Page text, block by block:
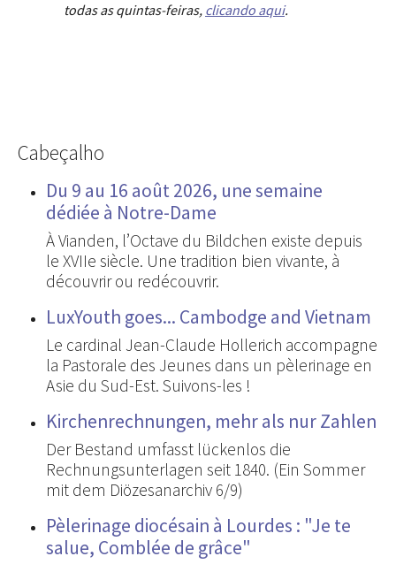
todas as quintas-feiras, clicando aqui.
Cabeçalho
Du 9 au 16 août 2026, une semaine
dédiée à Notre-Dame
À Vianden, l’Octave du Bildchen existe depuis
le XVIIe siècle. Une tradition bien vivante, à
découvrir ou redécouvrir.
LuxYouth goes... Cambodge and Vietnam
Le cardinal Jean-Claude Hollerich accompagne
la Pastorale des Jeunes dans un pèlerinage en
Asie du Sud-Est. Suivons-les !
Kirchenrechnungen, mehr als nur Zahlen
Der Bestand umfasst lückenlos die
Rechnungsunterlagen seit 1840. (Ein Sommer
mit dem Diözesanarchiv 6/9)
Pèlerinage diocésain à Lourdes : "Je te
salue, Comblée de grâce"